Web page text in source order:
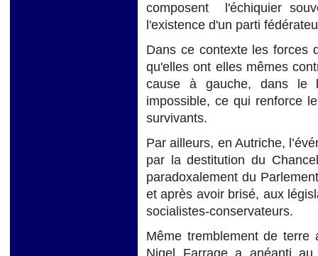
composent l'échiquier
l'existence d'un parti
Dans ce contexte les forces
qu'elles ont elles mêmes
cause à gauche, dans le
impossible, ce qui renforce
survivants.
Par ailleurs, en Autriche,
par la destitution du
paradoxalement du
et après avoir brisé, aux
socialistes-conservateurs.
Même tremblement de
Nigel Farrage a anéanti